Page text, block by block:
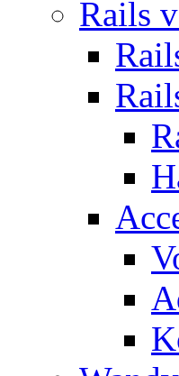
Rails